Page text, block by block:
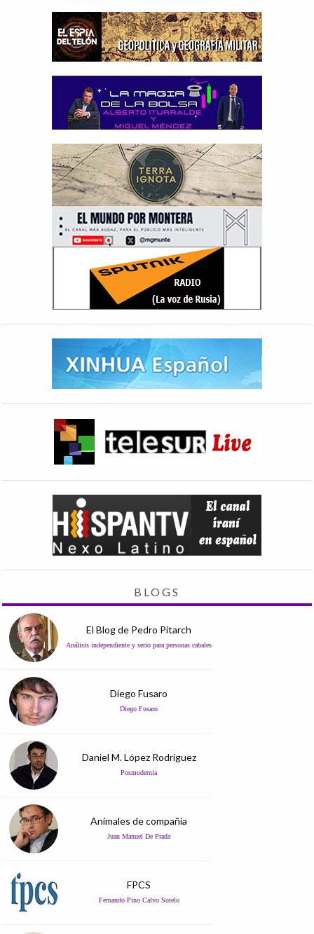
BLOGS
El Blog de Pedro Pitarch
Análisis independiente y serio para personas cabales
Diego Fusaro
Diego Fusaro
Daniel M. López Rodríguez
Posmodernia
Animales de compañía
Juan Manuel De Prada
FPCS
Fernando Pino Calvo Sotelo